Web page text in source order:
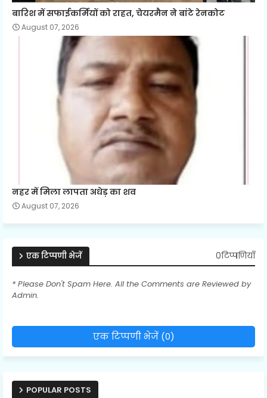
बारिश में सफाईकर्मियों को राहत, चेयरमैन ने बांटे रेनकोट
August 07, 2026
नहर में मिला लापता अधेड़ का शव
August 07, 2026
एक टिप्पणी भेजें 0टिप्पणियाँ
* Please Don't Spam Here. All the Comments are Reviewed by
Admin.
एक टिप्पणी भेजें (0)
POPULAR POSTS